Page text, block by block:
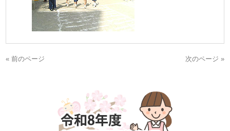
« 前のページ 次のページ »